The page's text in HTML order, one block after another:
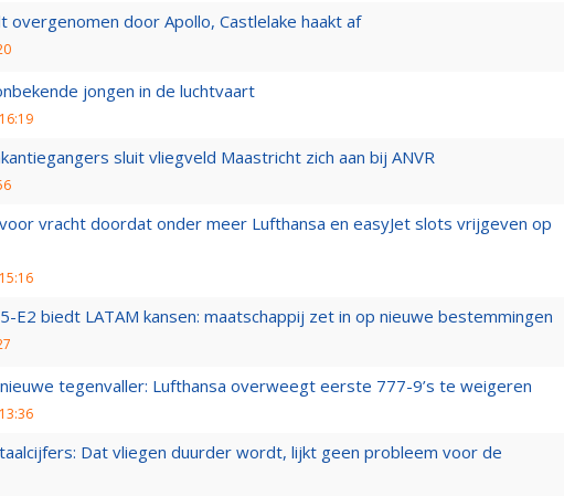
overgenomen door Apollo, Castlelake haakt af
jongen in de luchtvaart
sluit vliegveld Maastricht zich aan bij ANVR
vracht doordat onder meer Lufthansa en easyJet slots vrijgeven op
E2 biedt LATAM kansen: maatschappij zet in op nieuwe bestemmingen
tegenvaller: Lufthansa overweegt eerste 777-9’s te weigeren
Dat vliegen duurder wordt, lijkt geen probleem voor de